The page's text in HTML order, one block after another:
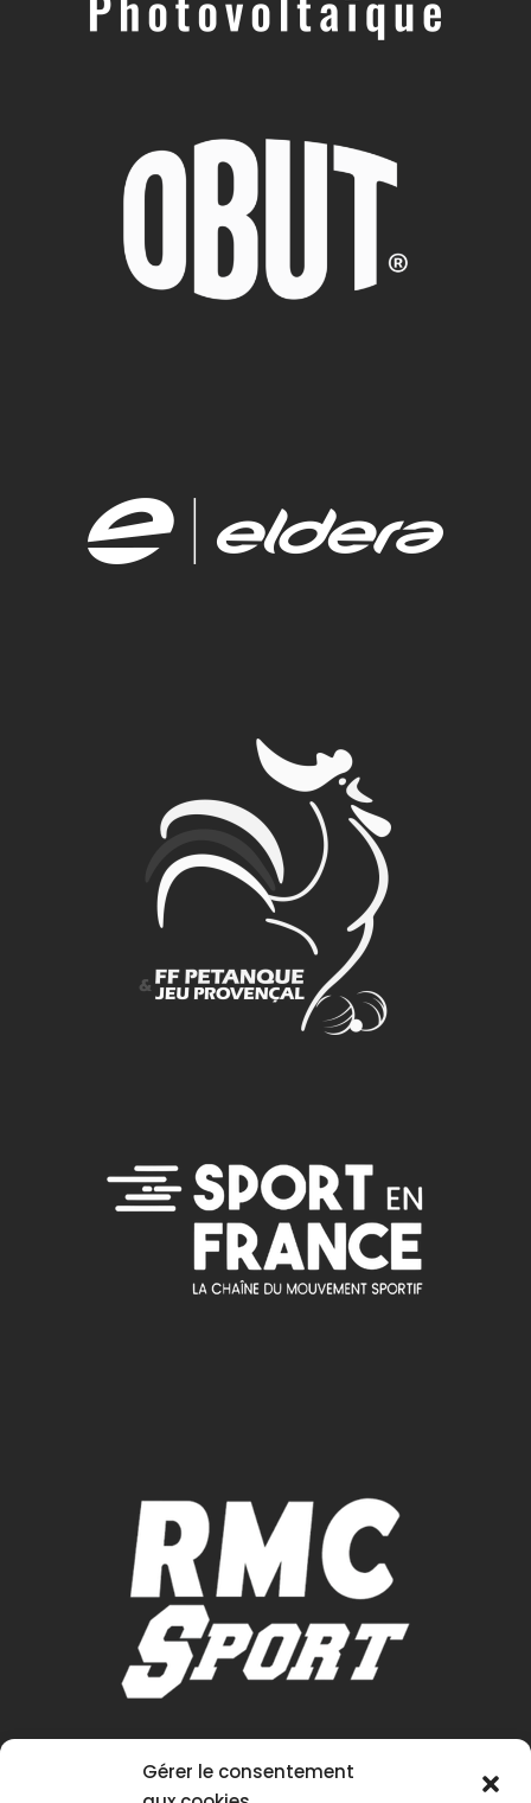
Gérer le consentement